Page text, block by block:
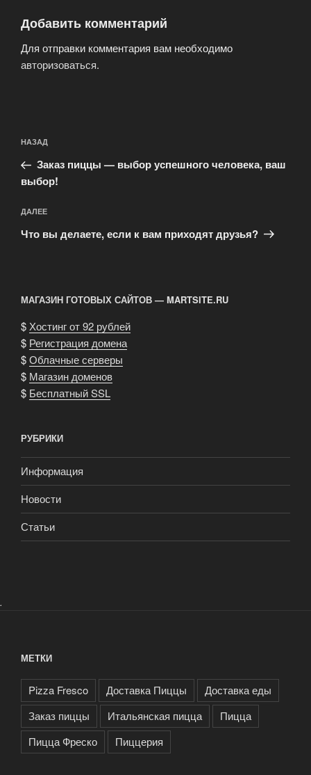
Добавить комментарий
Для отправки комментария вам необходимо
авторизоваться.
по
записям
Предыдущая
запись:
НАЗАД
Заказ пиццы — выбор успешного человека, ваш
выбор!
Следующая
запись
ДАЛЕЕ
Что вы делаете, если к вам приходят друзья?
МАГАЗИН ГОТОВЫХ САЙТОВ — MARTSITE.RU
$Хостинг от 92 рублей
$ Регистрация домена
$Облачные серверы
$ Магазин доменов
$ Бесплатный SSL
РУБРИКИ
Информация
Новости
Статьи
.
МЕТКИ
Pizza Fresco Доставка Пиццы
Доставка еды
Заказ пиццы
Итальянская пицца
Пицца
Пицца Фреско
Пиццерия